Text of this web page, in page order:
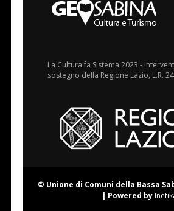
La Cultura fa Sistema 2023 -
sostegno della Regione Lazio, L.R.
© Unione di Comuni della Bassa
| Powered by